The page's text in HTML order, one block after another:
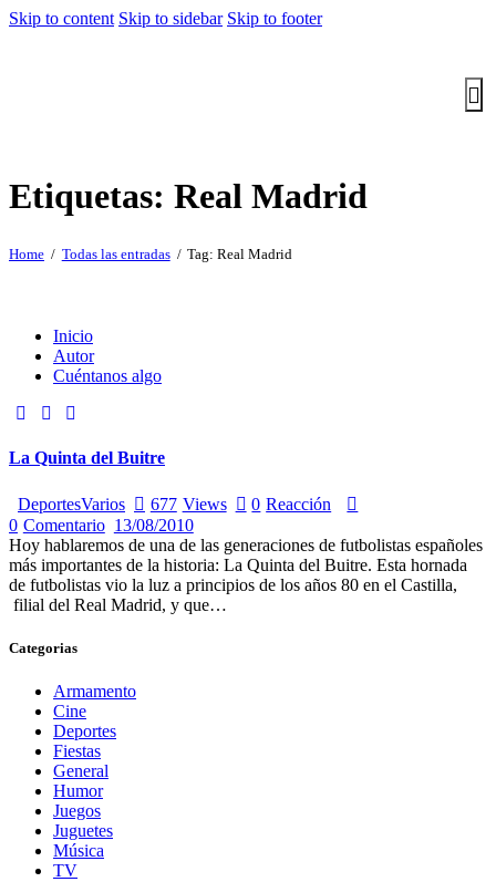
Skip to content Skip to sidebar Skip to footer
Etiquetas: Real Madrid
Home Todas las entradas Tag: Real Madrid
Inicio
Autor
Cuéntanos algo
La Quinta del Buitre
DeportesVarios 677 Views 0 Reacción
0 Comentario 13/08/2010
Hoy hablaremos de una de las generaciones de futbolistas españoles
más importantes de la historia: La Quinta del Buitre. Esta hornada
de futbolistas vio la luz a principios de los años 80 en el Castilla,
filial del Real Madrid, y que…
Categorias
Armamento
Cine
Deportes
Fiestas
General
Humor
Juegos
Juguetes
Música
TV